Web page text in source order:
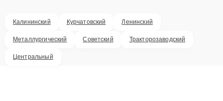
Калининский Курчатовский Ленинский
Металлургический Советский Тракторозаводский
Центральный